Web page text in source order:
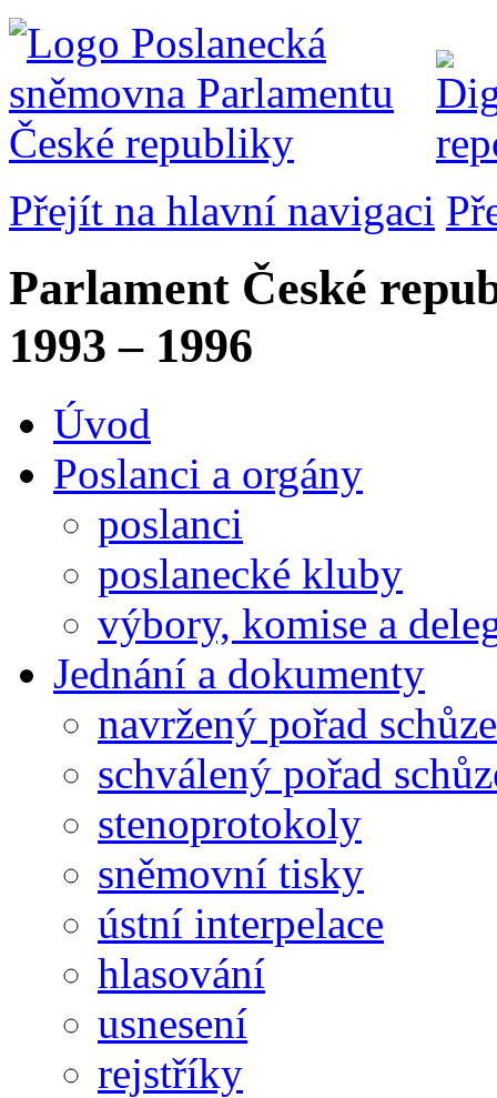
Přejít na hlavní navigaci
Parlament České
1993 – 1996
Úvod
Poslanci a orgány
poslanci
poslanecké kluby
výbory, komise a
Jednání a dokumenty
navržený pořad schůze
schválený pořad
stenoprotokoly
sněmovní tisky
ústní interpelace
hlasování
usnesení
rejstříky